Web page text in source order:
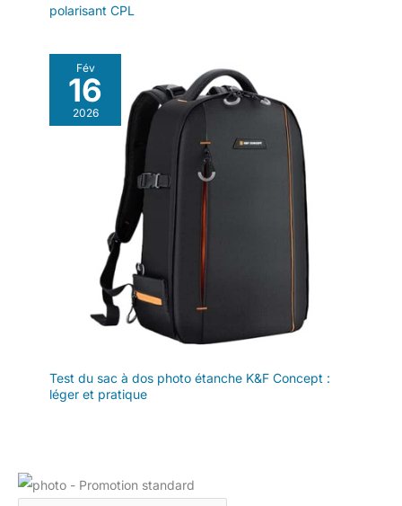
dissimulé dans le
fond et fermeture
éclair imperméable
SBS. Convient pour la
photographie en
plein air, la
photographie de
voyage, etc.
polarisant CPL
Fév
16
2026
Test du sac à dos photo étanche K&F Concept :
léger et pratique